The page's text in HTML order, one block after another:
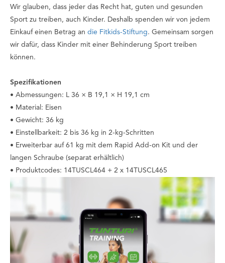
Wir glauben, dass jeder das Recht hat, guten und gesunden
Sport zu treiben, auch Kinder. Deshalb spenden wir von jedem
Einkauf einen Betrag an die Fitkids-Stiftung. Gemeinsam sorgen
wir dafür, dass Kinder mit einer Behinderung Sport treiben
können.
Spezifikationen
• Abmessungen: L 36 × B 19,1 × H 19,1 cm
• Material: Eisen
• Gewicht: 36 kg
• Einstellbarkeit: 2 bis 36 kg in 2-kg-Schritten
• Erweiterbar auf 61 kg mit dem Rapid Add-on Kit und der
langen Schraube (separat erhältlich)
• Produktcodes: 14TUSCL464 + 2 x 14TUSCL465